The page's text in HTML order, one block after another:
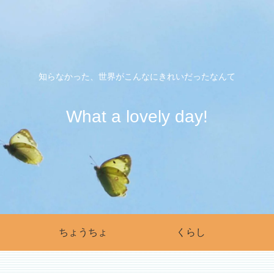
知らなかった、世界がこんなにきれいだったなんて
What a lovely day!
ちょうちょ くらし